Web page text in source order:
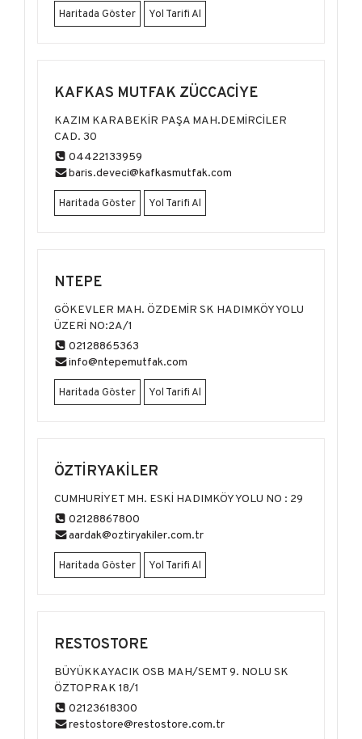
Haritada Göster Yol Tarifi Al
KAFKAS MUTFAK ZÜCCACİYE
KAZIM KARABEKİR PAŞA MAH.DEMİRCİLER
CAD. 30
04422133959
baris.deveci@kafkasmutfak.com
Haritada Göster Yol Tarifi Al
NTEPE
GÖKEVLER MAH. ÖZDEMİR SK HADIMKÖY YOLU
ÜZERİ NO:2A/1
02128865363
info@ntepemutfak.com
Haritada Göster Yol Tarifi Al
ÖZTİRYAKİLER
CUMHURİYET MH. ESKİ HADIMKÖY YOLU NO : 29
02128867800
aardak@oztiryakiler.com.tr
Haritada Göster Yol Tarifi Al
RESTOSTORE
BÜYÜKKAYACIK OSB MAH/SEMT 9. NOLU SK
ÖZTOPRAK 18/1
02123618300
restostore@restostore.com.tr